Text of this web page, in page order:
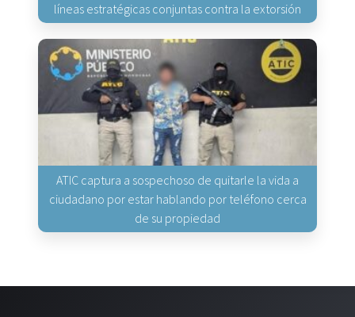
líneas estratégicas conjuntas contra la extorsión
ATIC captura a sospechoso de quitarle la vida a
ciudadano por estar hablando por teléfono cerca
de su propiedad